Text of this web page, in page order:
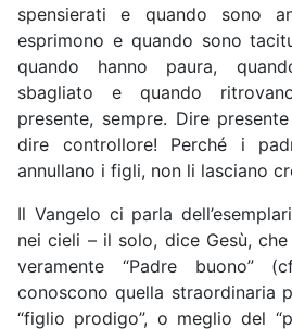
spensierati e quando sono
esprimono e quando sono
quando hanno paura,
sbagliato e quando
presente, sempre. Dire
dire controllore! Perché i
annullano i figli, non li lasciano
Il Vangelo ci parla
nei cieli – il solo, dice Gesù,
veramente “Padre buono”
conoscono quella straordinaria
“figlio prodigo”, o meglio del